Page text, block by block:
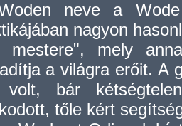
neve a
nagyon
mestere", mely
a világra erőit. A
volt, bár
tőle kért